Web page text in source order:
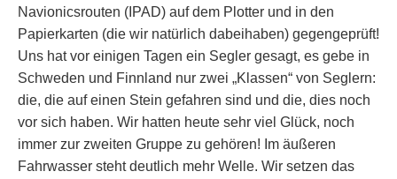
Navionicsrouten (IPAD) auf dem Plotter und in den
Papierkarten (die wir natürlich dabeihaben) gegengeprüft!
Uns hat vor einigen Tagen ein Segler gesagt, es gebe in
Schweden und Finnland nur zwei „Klassen“ von Seglern:
die, die auf einen Stein gefahren sind und die, dies noch
vor sich haben. Wir hatten heute sehr viel Glück, noch
immer zur zweiten Gruppe zu gehören! Im äußeren
Fahrwasser steht deutlich mehr Welle. Wir setzen das